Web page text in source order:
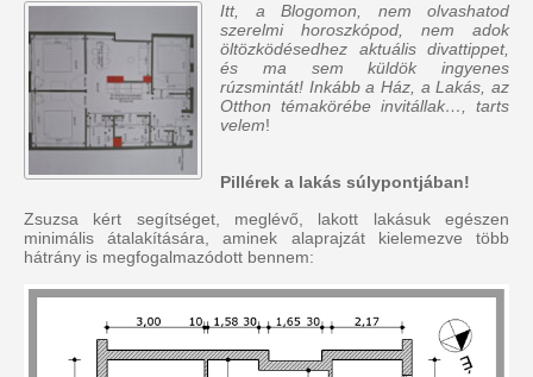
Itt, a Blogomon, nem olvashatod
szerelmi horoszkópod, nem adok
öltözködésedhez aktuális divattippet,
és ma sem küldök ingyenes
rúzsmintát! Inkább a Ház, a Lakás, az
Otthon témakörébe invitállak…, tarts
velem!
Pillérek a lakás súlypontjában!
Zsuzsa kért segítséget, meglévő, lakott lakásuk egészen
minimális átalakítására, aminek alaprajzát kielemezve több
hátrány is megfogalmazódott bennem: